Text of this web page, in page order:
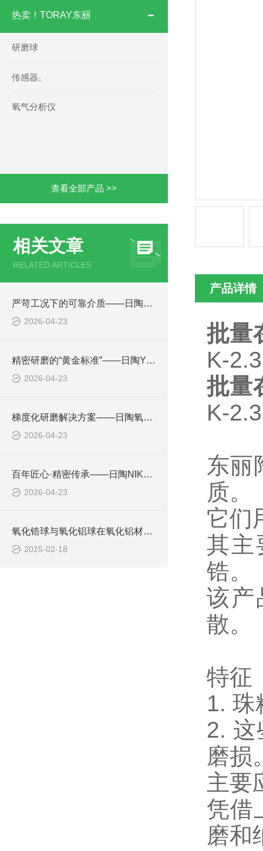
热卖！TORAY东丽
研磨球
传感器。
氧气分析仪
查看全部产品 >>
相关文章
RELATED ARTICLES
严苛工况下的可靠介质——日陶氮化硅（Si₃N₄）陶瓷球技术探析
2026-04-23
精密研磨的“黄金标准”——日陶YTZ®氧化锆球技术深度解析
2026-04-23
梯度化研磨解决方案——日陶氧化铝球系列技术解析
2026-04-23
百年匠心·精密传承——日陶NIKKATO的先进陶瓷之路
2026-04-23
氧化锆球与氧化铝球在氧化铝材料粉碎分散上的运用对比
2025-02-18
产品详情
批量
K-
批量
K-
东丽
质。
它们
其主
锆。
该产
散。
特征
1. 珠
2.
磨损
主要
凭借
磨和